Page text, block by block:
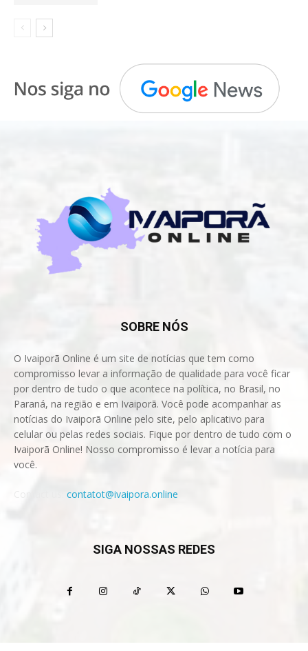
SOBRE NÓS
O Ivaiporã Online é um site de notícias que tem como
compromisso levar a informação de qualidade para você ficar
por dentro de tudo o que acontece na política, no Brasil, no
Paraná, na região e em Ivaiporã. Você pode acompanhar as
notícias do Ivaiporã Online pelo site, pelo aplicativo para
celular ou pelas redes sociais. Fique por dentro de tudo com o
Ivaiporã Online! Nosso compromisso é levar a notícia para
você.
contatot@ivaipora.online
SIGA NOSSAS REDES